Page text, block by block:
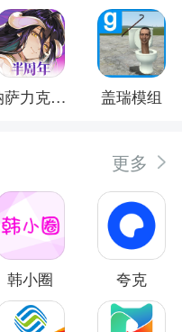
纳萨力克之王 盖瑞模组
更多
韩小圈 夸克